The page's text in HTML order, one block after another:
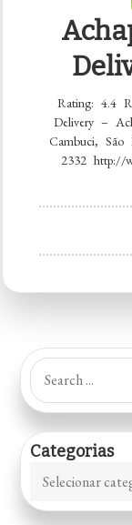
Rating: 4.4
Delivery –
Cambuci, São
2332 http://
Search
for:
Categorias
Categorias